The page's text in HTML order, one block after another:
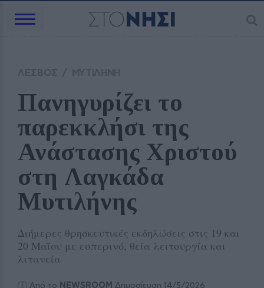
Πανηγυρίζει το
παρεκκλήσι της
Ανάστασης Χριστού
στη Λαγκάδα
Μυτιλήνης
Διήμερες θρησκευτικές εκδηλώσεις στις 19 και
20 Μαΐου με εσπερινό, θεία λειτουργία και
λιτανεία
Από το NEWSROOM Δημοσίευση 14/5/2026